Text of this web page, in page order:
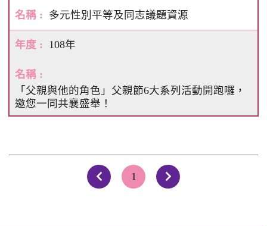
多元性別平等及同志議題資源
108年
「父親與他的角色」父親節6大系列活動開跑囉，
邀您一同共襄盛舉！
上一頁1 下一頁